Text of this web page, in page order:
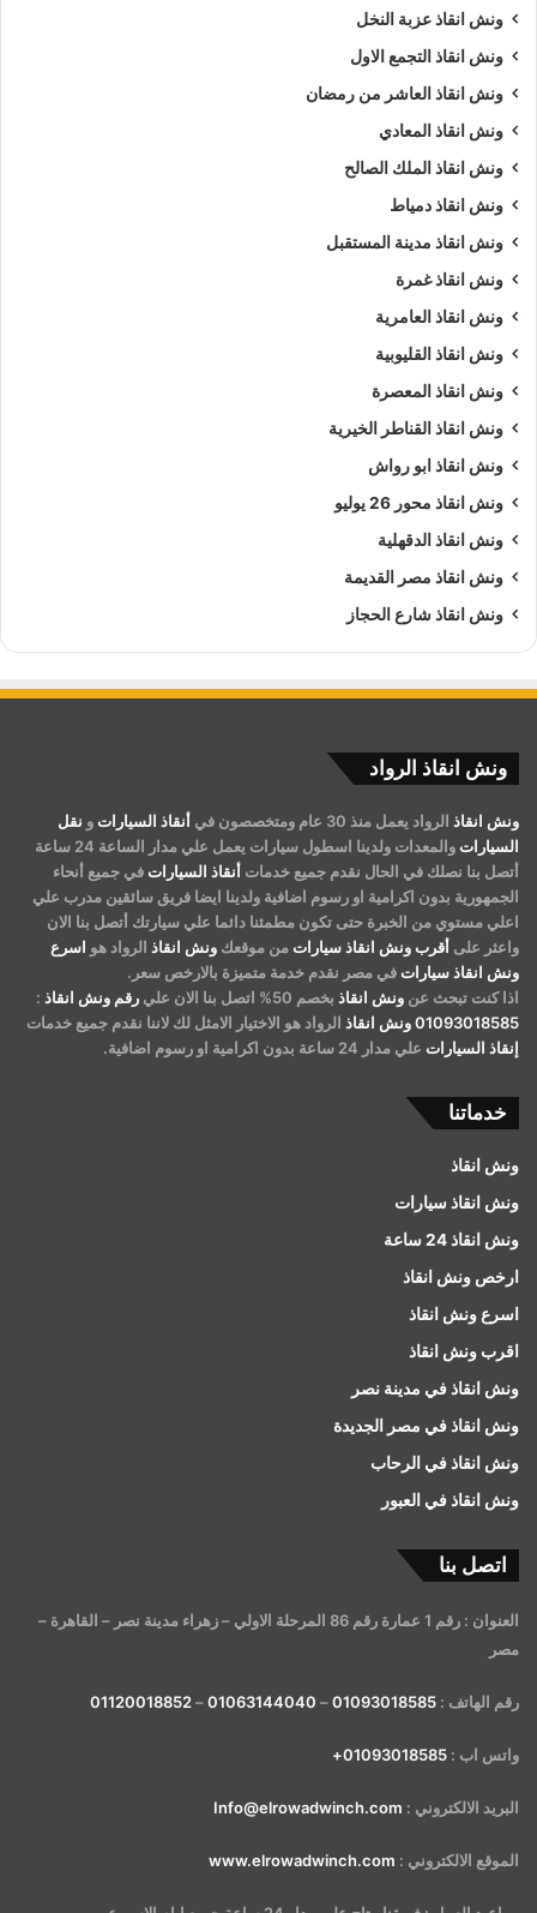
ونش انقاذ عزبة النخل
ونش انقاذ التجمع الاول
ونش انقاذ العاشر من رمضان
ونش انقاذ المعادي
ونش انقاذ الملك الصالح
ونش انقاذ دمياط
ونش انقاذ مدينة المستقبل
ونش انقاذ غمرة
ونش انقاذ العامرية
ونش انقاذ القليوبية
ونش انقاذ المعصرة
ونش انقاذ القناطر الخيرية
ونش انقاذ ابو رواش
ونش انقاذ محور 26 يوليو
ونش انقاذ الدقهلية
ونش انقاذ مصر القديمة
ونش انقاذ شارع الحجاز
ونش انقاذ الرواد
ونش انقاذ الرواد يعمل منذ 30 عام ومتخصصون في أنقاذ السيارات و نقل
السيارات
والمعدات ولدينا اسطول سيارات يعمل علي مدار الساعة 24 ساعة
أتصل بنا نصلك في الحال نقدم جميع خدمات أنقاذ السيارات في جميع أنحاء
الجمهورية بدون اكرامية او رسوم اضافية ولدينا ايضا فريق سائقين مدرب علي
اعلي مستوي من الخبرة حتى تكون مطمئنا دائما علي سيارتك أتصل بنا الان
واعثر على أقرب ونش انقاذ سيارات من موقعك ونش انقاذ الرواد هو اسرع
ونش انقاذ سيارات في مصر نقدم خدمة متميزة بالارخص سعر.
اذا كنت تبحث عن ونش انقاذ بخصم 50% اتصل بنا الان علي رقم ونش انقاذ :
01093018585ونش انقاذ الرواد هو الاختيار الامثل لك لاننا نقدم جميع خدمات
إنقاذ السيارات علي مدار 24 ساعة بدون اكرامية او رسوم اضافية.
خدماتنا
ونش انقاذ
ونش انقاذ سيارات
ونش انقاذ 24 ساعة
ارخص ونش انقاذ
اسرع ونش انقاذ
اقرب ونش انقاذ
ونش انقاذ في مدينة نصر
ونش انقاذ في مصر الجديدة
ونش انقاذ في الرحاب
ونش انقاذ في العبور
اتصل بنا
العنوان : رقم 1 عمارة رقم 86 المرحلة الاولي – زهراء مدينة نصر – القاهرة –
مصر
رقم الهاتف : 01093018585
–
01063144040
–
01120018852
واتس اب : 01093018585+
البريد الالكتروني : Info@elrowadwinch.com
الموقع الالكتروني : www.elrowadwinch.com